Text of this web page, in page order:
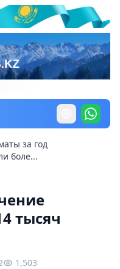
за год
боле...
тысяч
1,503